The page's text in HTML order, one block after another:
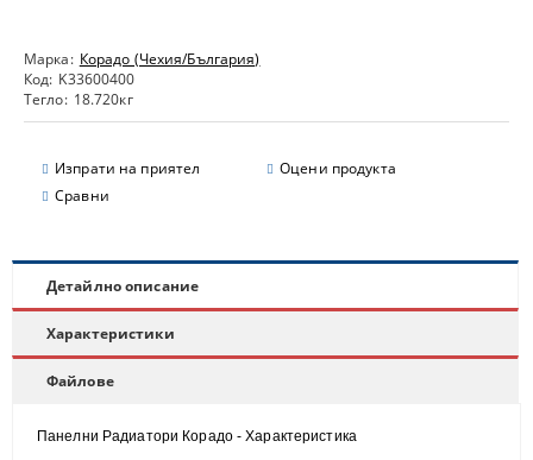
Марка: Корадо (Чехия/България)
Код: K33600400
Тегло: 18.720кг
Изпрати на приятел
Оцени продукта
Сравни
Детайлно описание
Характеристики
Файлове
Панелни Радиатори Корадо - Характеристика